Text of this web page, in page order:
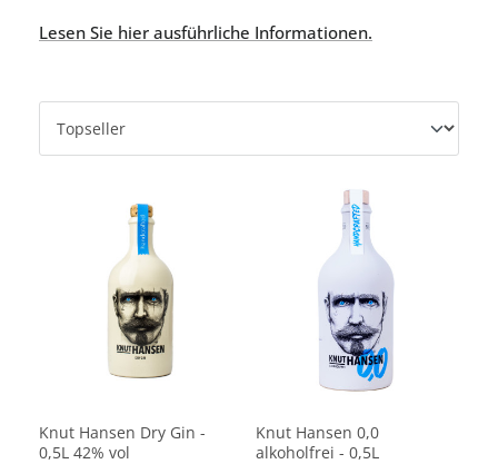
Lesen Sie hier ausführliche Informationen.
Knut Hansen Dry Gin -
0,5L 42% vol
Knut Hansen 0,0
alkoholfrei - 0,5L